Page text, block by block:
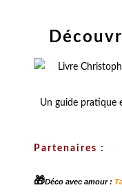
Un guide pratique
Partenaires :
🎁Déco avec amour :